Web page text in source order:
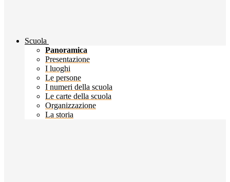
Scuola
Panoramica
Presentazione
I luoghi
Le persone
I numeri della scuola
Le carte della scuola
Organizzazione
La storia